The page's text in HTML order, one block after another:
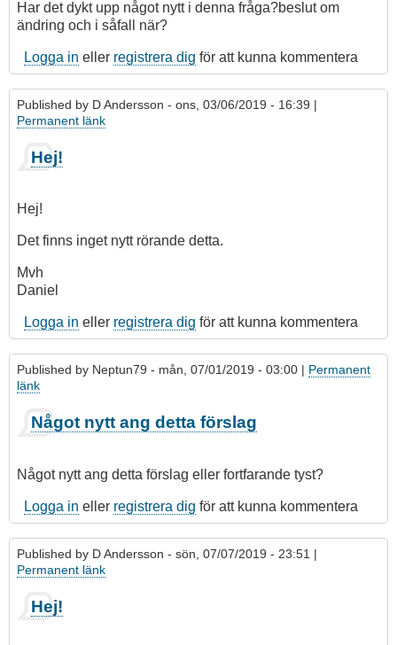
Har det dykt upp något nytt i denna fråga?beslut om
ändring och i såfall när?
Logga in eller registrera dig för att kunna kommentera
Published by D Andersson - ons, 03/06/2019 - 16:39 |
Permanent länk
Hej!
Hej!
Det finns inget nytt rörande detta.
Mvh
Daniel
Logga in eller registrera dig för att kunna kommentera
Published by Neptun79 - mån, 07/01/2019 - 03:00 | Permanent
länk
Något nytt ang detta förslag
Något nytt ang detta förslag eller fortfarande tyst?
Logga in eller registrera dig för att kunna kommentera
Published by D Andersson - sön, 07/07/2019 - 23:51 |
Permanent länk
Hej!